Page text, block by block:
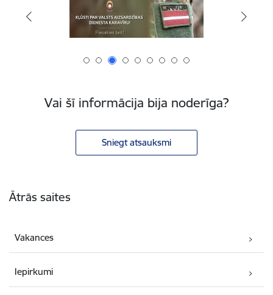
Vai šī informācija bija noderīga?
Sniegt atsauksmi
Ātrās saites
Vakances
Iepirkumi